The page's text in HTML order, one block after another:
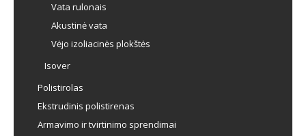
Vata rulonais
Akustinė vata
Vėjo izoliacinės plokštės
Isover
Polistirolas
Ekstrudinis polistirenas
Armavimo ir tvirtinimo sprendimai